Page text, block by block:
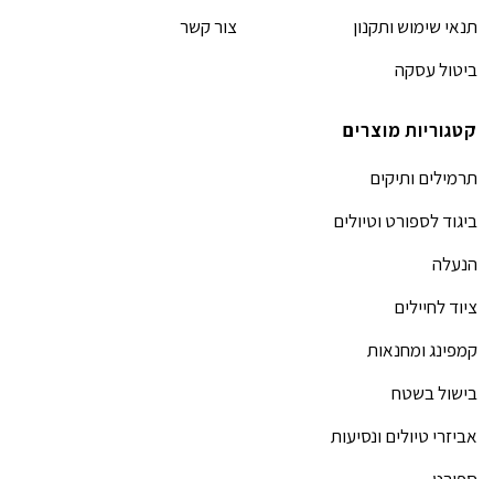
תנאי שימוש ותקנון
ביטול עסקה
צור קשר
קטגוריות מוצרים
תרמילים ותיקים
ביגוד לספורט וטיולים
הנעלה
ציוד לחיילים
קמפינג ומחנאות
בישול בשטח
אביזרי טיולים ונסיעות